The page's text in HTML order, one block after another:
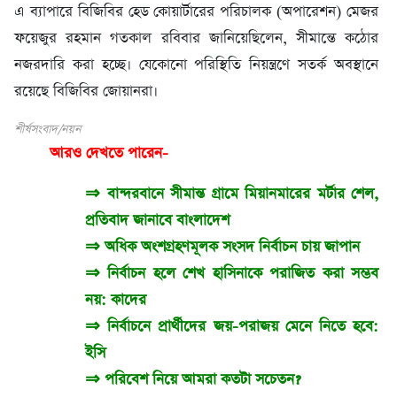
এ ব্যাপারে বিজিবির হেড কোয়ার্টারের পরিচালক (অপারেশন) মেজর
ফয়েজুর রহমান গতকাল রবিবার জানিয়েছিলেন, সীমান্তে কঠোর
নজরদারি করা হচ্ছে। যেকোনো পরিস্থিতি নিয়ন্ত্রণে সতর্ক অবস্থানে
রয়েছে বিজিবির জোয়ানরা।
শীর্ষসংবাদ/নয়ন
আরও দেখতে পারেন-
⇒বান্দরবানে সীমান্ত গ্রামে মিয়ানমারের মর্টার শেল,
প্রতিবাদ জানাবে বাংলাদেশ
⇒ অধিক অংশগ্রহণমূলক সংসদ নির্বাচন চায় জাপান
⇒নির্বাচন হলে শেখ হাসিনাকে পরাজিত করা সম্ভব
নয়: কাদের
⇒নির্বাচনে প্রার্থীদের জয়-পরাজয় মেনে নিতে হবে:
ইসি
⇒ পরিবেশ নিয়ে আমরা কতটা সচেতন?